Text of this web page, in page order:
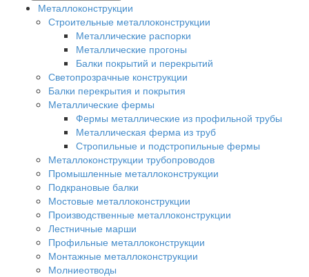
Металлоконструкции
Строительные металлоконструкции
Металлические распорки
Металлические прогоны
Балки покрытий и перекрытий
Светопрозрачные конструкции
Балки перекрытия и покрытия
Металлические фермы
Фермы металлические из профильной трубы
Металлическая ферма из труб
Стропильные и подстропильные фермы
Металлоконструкции трубопроводов
Промышленные металлоконструкции
Подкрановые балки
Мостовые металлоконструкции
Производственные металлоконструкции
Лестничные марши
Профильные металлоконструкции
Монтажные металлоконструкции
Молниеотводы